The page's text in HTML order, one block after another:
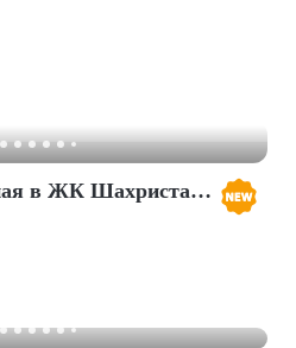
Квартира 2 комнатная в ЖК Шахристан Уют и Стиль (203)